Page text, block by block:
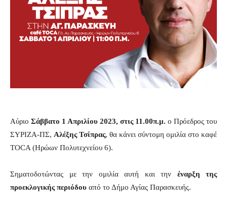
Αύριο Σάββατο 1 Απριλίου 2023, στις 11.00π.μ. ο Πρόεδρος του
ΣΥΡΙΖΑ-ΠΣ, Αλέξης Τσίπρας, θα κάνει σύντομη ομιλία στο καφέ
TOCA (Ηρώων Πολυτεχνείου 6).
Σηματοδοτώντας με την ομιλία αυτή και την έναρξη της
προεκλογικής περιόδου από το Δήμο Αγίας Παρασκευής.